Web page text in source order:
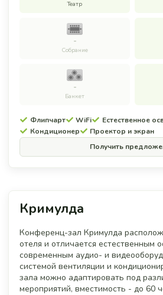
Театр
-
Собрание
-
Банкет
Флипчарт WiFi
Естественное
Кондиционер
Проектор и экран
Получить
Кримулда
Конференц-зал Кримулда
отеля и отличается естественным
современным аудио- и
системой вентиляции и
зала можно адаптировать под
мероприятий, вместимость - до 60